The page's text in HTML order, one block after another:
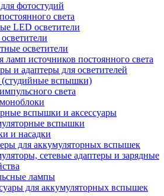
фотостудий
света
LED осветители
осветители
ламп источников постоянного света
и адаптеры для осветителей
вспышки)
света
вспышки и аксессуары
вспышки
и насадки
для аккумуляторных вспышек
сетевые адаптеры и зарядные
лампы
для аккумуляторных вспышек